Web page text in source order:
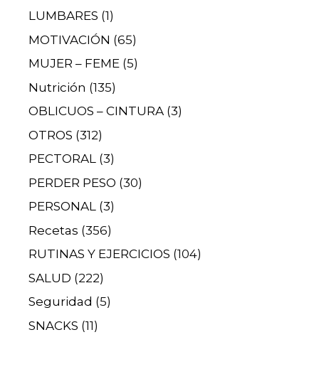
LUMBARES (1)
MOTIVACIÓN (65)
MUJER – FEME (5)
Nutrición (135)
OBLICUOS – CINTURA (3)
OTROS (312)
PECTORAL (3)
PERDER PESO (30)
PERSONAL (3)
Recetas (356)
RUTINAS Y EJERCICIOS (104)
SALUD (222)
Seguridad (5)
SNACKS (11)